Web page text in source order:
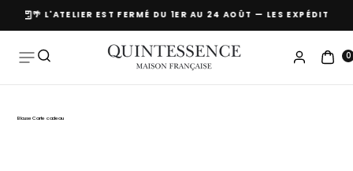
Skip to
content
🌴 L'ATELIER EST FERMÉ DU 1ER AU 24 AOÛT — LES
0
Blouse Carte cadeau